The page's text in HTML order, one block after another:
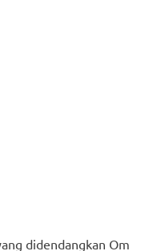
didendangkan Om